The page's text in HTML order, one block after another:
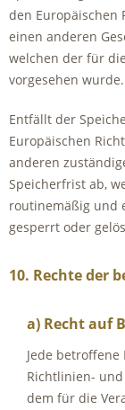
den Europäischen
einen anderen
welchen der für
vorgesehen wurde.
Entfällt der
Europäischen
anderen
Speicherfrist ab,
routinemäßig und
gesperrt oder
10. Rechte der
a) Recht auf
Jede betroffene
Richtlinien-
dem für die